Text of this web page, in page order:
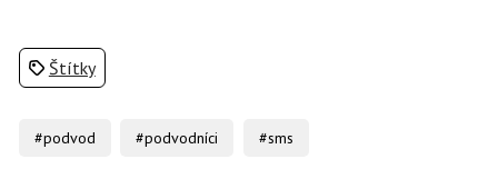
Štítky
#podvod #podvodníci #sms